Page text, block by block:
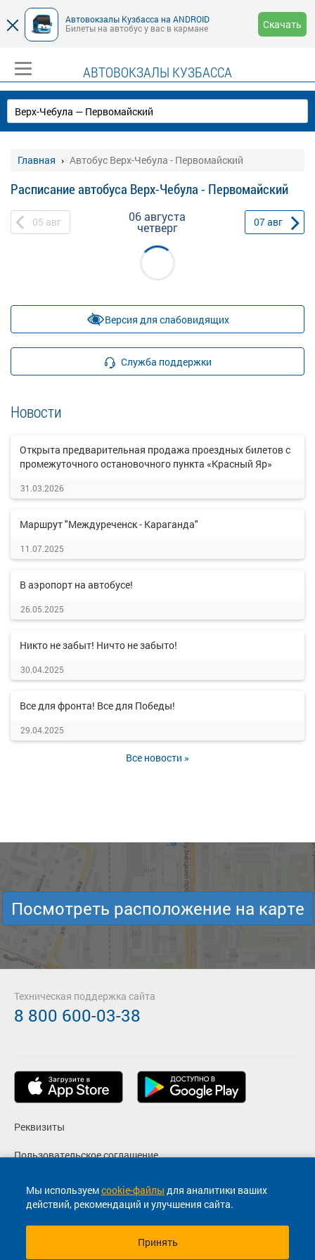
Автовокзалы Кузбасса на ANDROID
Билеты на автобус у вас в кармане
Скачать
АВТОВОКЗАЛЫ КУЗБАССА
Главная Автобус Верх-Чебула - Первомайский
Расписание автобуса Верх-Чебула - Первомайский
05 авг 06 августа
четверг 07авг
Версия для слабовидящих
Служба поддержки
Новости
Открыта предварительная продажа проездных билетов с
промежуточного остановочного пункта «Красный Яр»
31.03.2026
Маршрут "Междуреченск - Караганда"
11.07.2025
В аэропорт на автобусе!
26.05.2025
Никто не забыт! Ничто не забыто!
30.04.2025
Все для фронта! Все для Победы!
29.04.2025
Все новости »
Мы используемcookie-файлы для аналитики ваших
действий, рекомендаций и улучшения сайта.
Принять
Посмотреть расположение на карте
Реквизиты
Пользовательское соглашение
Политика конфиденциальности
Согласие на маркетинговые сообщения
Техническая поддержка сайта
8 800 600-03-38
© 2013-2026, ООО "Капитал"- Онлайн сервис продажи